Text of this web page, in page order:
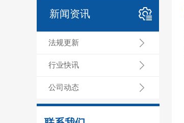
新闻资讯
法规更新
行业快讯
公司动态